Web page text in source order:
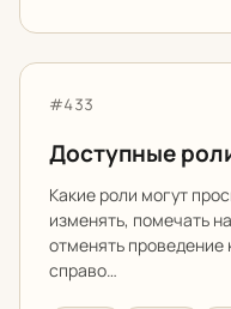
Доступные роли для
Артикул:
#433
Доступные
Какие роли могут
изменять, помечать
отменять проведение
справо…